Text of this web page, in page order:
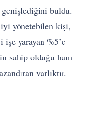
genişlediğini buldu.
yönetebilen kişi,
işe yarayan %5’e
sahip olduğu ham
varlıktır.